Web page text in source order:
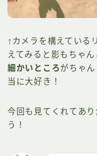
↑カメラを構えている
えてみると影もちゃ
細かいところがちゃ
当に大好き！
今回も見てくれてあ
う！